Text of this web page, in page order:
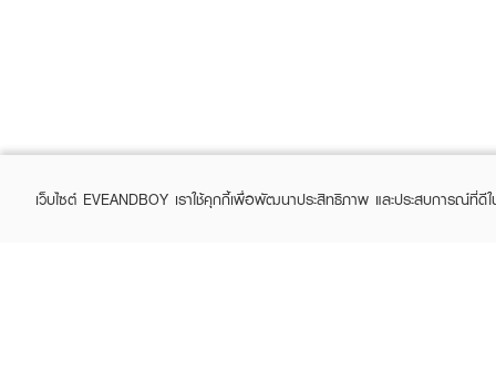
เว็บไซต์ EVEANDBOY เราใช้คุกกี้เพื่อพัฒนาประสิทธิภาพ และประสบการณ์ที่